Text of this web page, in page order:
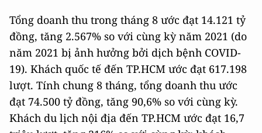
Tổng doanh thu trong tháng 8 ước đạt 14.121 tỷ
đồng, tăng 2.567% so với cùng kỳ năm 2021 (do
năm 2021 bị ảnh hưởng bởi dịch bệnh COVID-
19). Khách quốc tế đến TP.HCM ước đạt 617.198
lượt. Tính chung 8 tháng, tổng doanh thu ước
đạt 74.500 tỷ đồng, tăng 90,6% so với cùng kỳ.
Khách du lịch nội địa đến TP.HCM ước đạt 16,7